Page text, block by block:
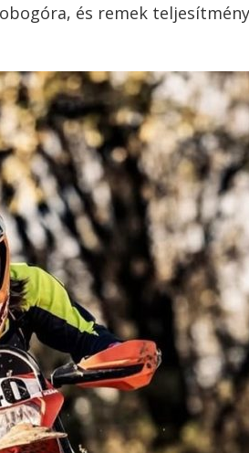
és remek